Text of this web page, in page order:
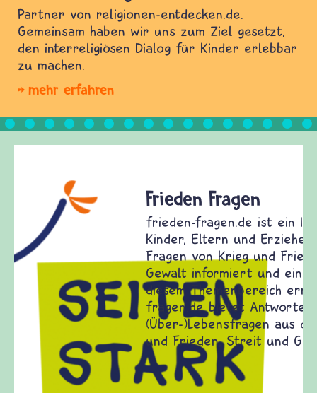
Partner von religionen-entdecken.de.
Gemeinsam haben wir uns zum Ziel gesetzt,
den interreligiösen Dialog für Kinder erlebbar
zu machen.
mehr erfahren